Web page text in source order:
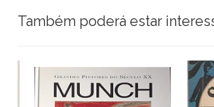
Também poderá estar